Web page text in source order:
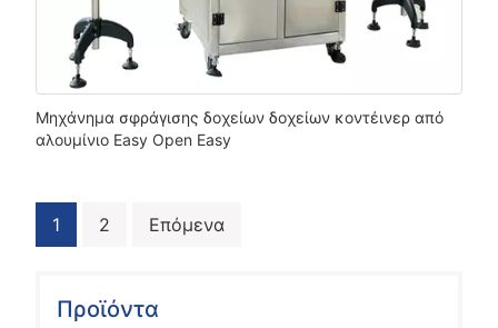
Μηχάνημα σφράγισης δοχείων δοχείων κοντέινερ από
αλουμίνιο Easy Open Easy
Πλοήγηση
1 2 Επόμενα
Προϊόντα